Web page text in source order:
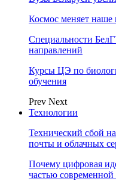
Космос меняет наше
Специальности
направлений
Курсы ЦЭ по
обучения
Prev Next
Технологии
Технический сбой
почты и облачных
Почему цифровая
частью